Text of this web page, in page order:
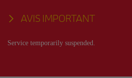
AVIS IMPORTANT
Service temporarily suspended.